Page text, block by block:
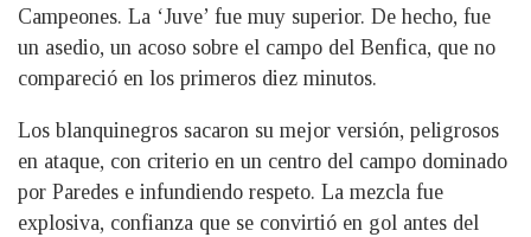
Campeones. La ‘Juve’ fue muy superior. De hecho, fue
un asedio, un acoso sobre el campo del Benfica, que no
compareció en los primeros diez minutos.
Los blanquinegros sacaron su mejor versión, peligrosos
en ataque, con criterio en un centro del campo dominado
por Paredes e infundiendo respeto. La mezcla fue
explosiva, confianza que se convirtió en gol antes del